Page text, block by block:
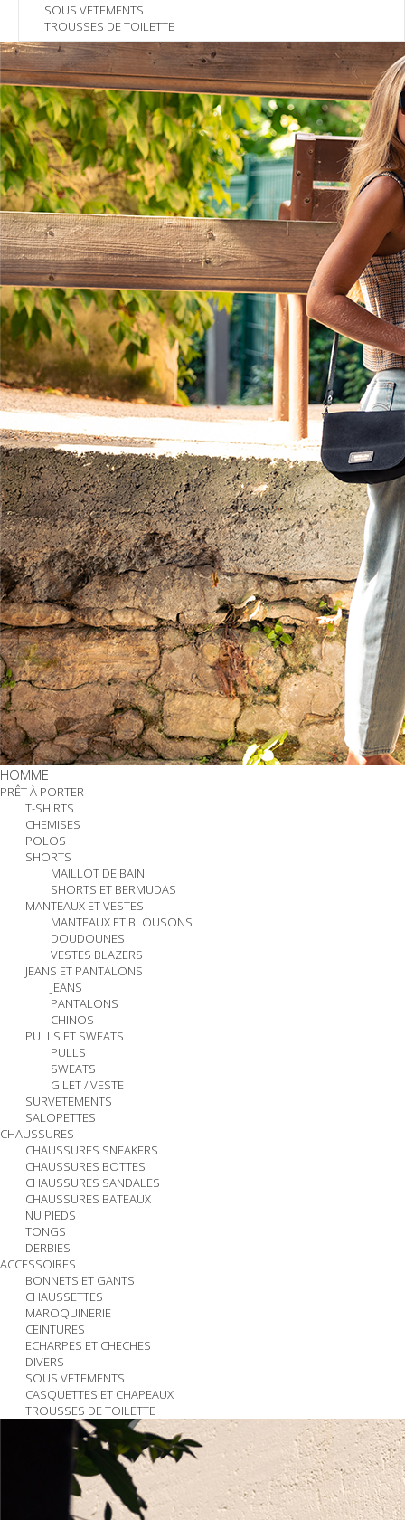
SOUS VETEMENTS
TROUSSES DE TOILETTE
HOMME
PRÊT À PORTER
T-SHIRTS
CHEMISES
POLOS
SHORTS
MAILLOT DE BAIN
SHORTS ET BERMUDAS
MANTEAUX ET VESTES
MANTEAUX ET BLOUSONS
DOUDOUNES
VESTES BLAZERS
JEANS ET PANTALONS
JEANS
PANTALONS
CHINOS
PULLS ET SWEATS
PULLS
SWEATS
GILET / VESTE
SURVETEMENTS
SALOPETTES
CHAUSSURES
CHAUSSURES SNEAKERS
CHAUSSURES BOTTES
CHAUSSURES SANDALES
CHAUSSURES BATEAUX
NU PIEDS
TONGS
DERBIES
ACCESSOIRES
BONNETS ET GANTS
CHAUSSETTES
MAROQUINERIE
CEINTURES
ECHARPES ET CHECHES
DIVERS
SOUS VETEMENTS
CASQUETTES ET CHAPEAUX
TROUSSES DE TOILETTE